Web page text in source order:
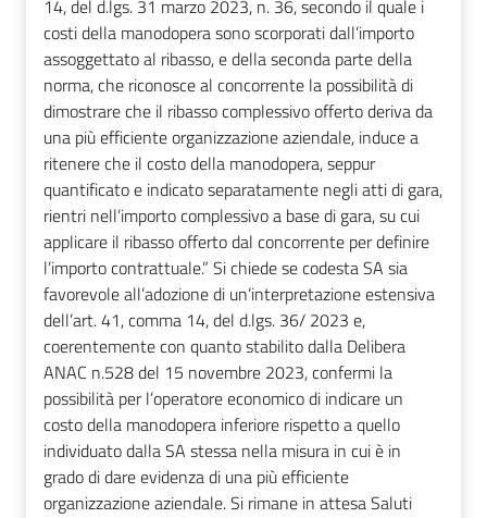
14, del d.lgs. 31 marzo 2023, n. 36, secondo il quale i
costi della manodopera sono scorporati dall’importo
assoggettato al ribasso, e della seconda parte della
norma, che riconosce al concorrente la possibilità di
dimostrare che il ribasso complessivo offerto deriva da
una più efficiente organizzazione aziendale, induce a
ritenere che il costo della manodopera, seppur
quantificato e indicato separatamente negli atti di gara,
rientri nell’importo complessivo a base di gara, su cui
applicare il ribasso offerto dal concorrente per definire
l’importo contrattuale.” Si chiede se codesta SA sia
favorevole all’adozione di un’interpretazione estensiva
dell’art. 41, comma 14, del d.lgs. 36/ 2023 e,
coerentemente con quanto stabilito dalla Delibera
ANAC n.528 del 15 novembre 2023, confermi la
possibilità per l’operatore economico di indicare un
costo della manodopera inferiore rispetto a quello
individuato dalla SA stessa nella misura in cui è in
grado di dare evidenza di una più efficiente
organizzazione aziendale. Si rimane in attesa Saluti